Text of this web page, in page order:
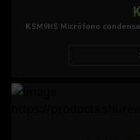
KSM9HS Micrófono